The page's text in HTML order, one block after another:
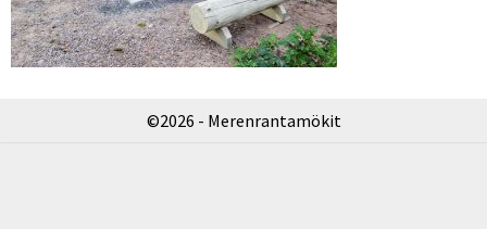
©2026 - Merenrantamökit